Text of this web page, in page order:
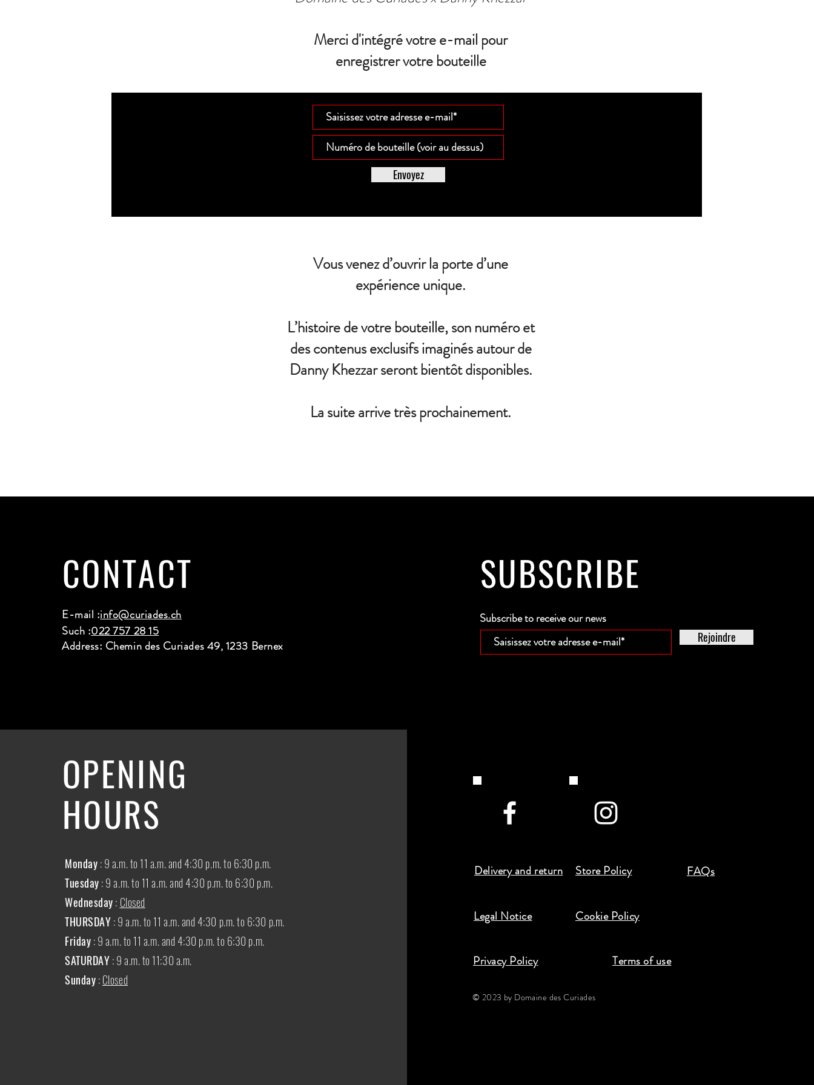
Merci d'intégré votre e-mail pour
enregistrer votre bouteille
Envoyez
Vous venez d’ouvrir la porte d’une
expérience unique.
L’histoire de votre bouteille, son numéro et
des contenus exclusifs imaginés autour de
Danny Khezzar seront bientôt disponibles.
La suite arrive très prochainement.
CONTACT
E-mail :info@curiades.ch
Such :022 757 28 15
Address: Chemin des Curiades 49, 1233 Bernex
SUBSCRIBE
Subscribe to receive our news
Rejoindre
OPENING
HOURS
Monday: 9 a.m. to 11 a.m. and 4:30 p.m. to 6:30 p.m.
Tuesday: 9 a.m. to 11 a.m. and 4:30 p.m. to 6:30 p.m.
Wednesday: Closed
THURSDAY:9 a.m. to 11 a.m. and 4:30 p.m. to 6:30 p.m.
Friday: 9 a.m. to 11 a.m. and 4:30 p.m. to 6:30 p.m.
SATURDAY: 9 a.m. to 11:30 a.m.
Sunday:Closed
Delivery and return Store Policy FAQs
Legal Notice Cookie Policy
Privacy Policy Terms of use
© 2023 by Domaine des Curiades